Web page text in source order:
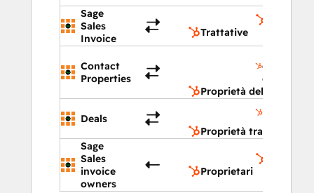
Sage
Sales
Invoice
Trattative
Contact
Properties
del
contatto
Proprietà del contatto
Deals
Proprietà trattativa
Sage
Sales
invoice
owners
Proprietari